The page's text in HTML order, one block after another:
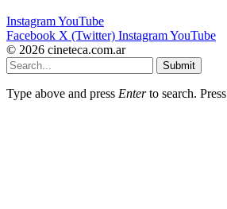
InstagramYouTube
Facebook X (Twitter) InstagramYouTube
© 2026 cineteca.com.ar
Submit
Type above and press Enterto search. Press